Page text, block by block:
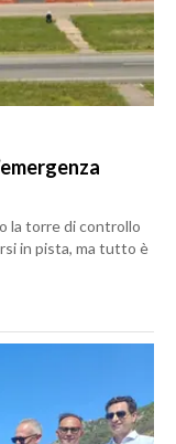
la torre di controllo
in pista, ma tutto è